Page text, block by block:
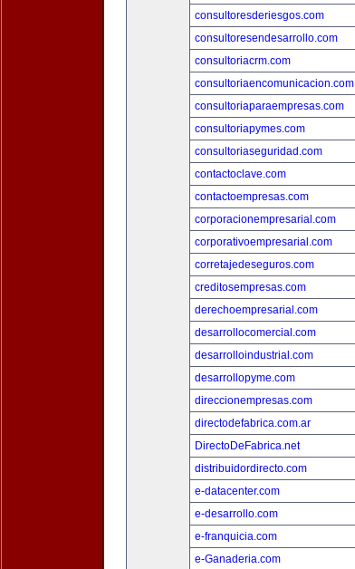
consultoresderiesgos.com
consultoresendesarrollo.com
consultoriacrm.com
consultoriaencomunicacion.com
consultoriaparaempresas.com
consultoriapymes.com
consultoriaseguridad.com
contactoclave.com
contactoempresas.com
corporacionempresarial.com
corporativoempresarial.com
corretajedeseguros.com
creditosempresas.com
derechoempresarial.com
desarrollocomercial.com
desarrolloindustrial.com
desarrollopyme.com
direccionempresas.com
directodefabrica.com.ar
DirectoDeFabrica.net
distribuidordirecto.com
e-datacenter.com
e-desarrollo.com
e-franquicia.com
e-Ganaderia.com